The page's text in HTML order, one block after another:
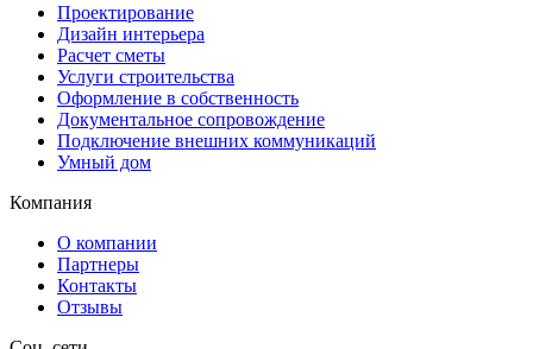
Проектирование
Дизайн интерьера
Расчет сметы
Услуги строительства
Оформление в собственность
Документальное сопровождение
Подключение внешних коммуникаций
Умный дом
Компания
О компании
Партнеры
Контакты
Отзывы